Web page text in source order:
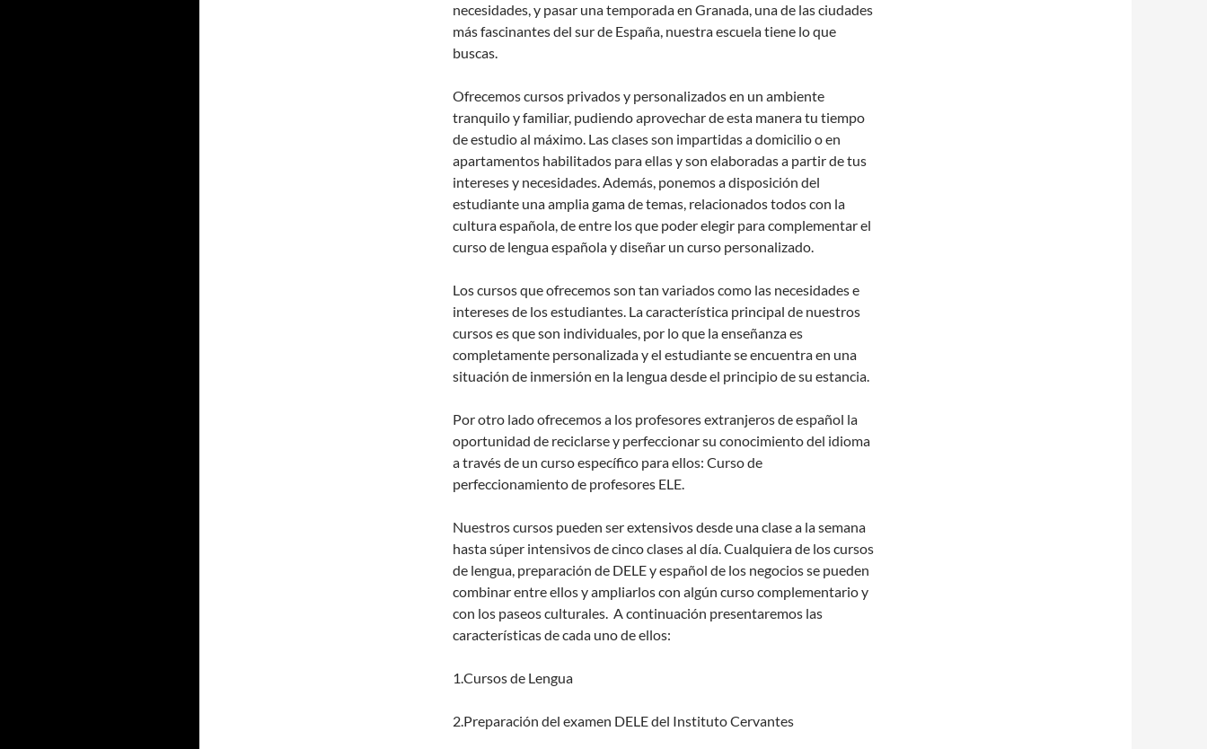
necesidades, y pasar una temporada en Granada, una de las ciudades
más fascinantes del sur de España, nuestra escuela tiene lo que
buscas.
Ofrecemos cursos privados y personalizados en un ambiente
tranquilo y familiar, pudiendo aprovechar de esta manera tu tiempo
de estudio al máximo. Las clases son impartidas a domicilio o en
apartamentos habilitados para ellas y son elaboradas a partir de tus
intereses y necesidades. Además, ponemos a disposición del
estudiante una amplia gama de temas, relacionados todos con la
cultura española, de entre los que poder elegir para complementar el
curso de lengua española y diseñar un curso personalizado.
Los cursos que ofrecemos son tan variados como las necesidades e
intereses de los estudiantes. La característica principal de nuestros
cursos es que son individuales, por lo que la enseñanza es
completamente personalizada y el estudiante se encuentra en una
situación de inmersión en la lengua desde el principio de su estancia.
Por otro lado ofrecemos a los profesores extranjeros de español la
oportunidad de reciclarse y perfeccionar su conocimiento del idioma
a través de un curso específico para ellos: Curso de
perfeccionamiento de profesores ELE.
Nuestros cursos pueden ser extensivos desde una clase a la semana
hasta súper intensivos de cinco clases al día. Cualquiera de los cursos
de lengua, preparación de DELE y español de los negocios se pueden
combinar entre ellos y ampliarlos con algún curso complementario y
con los paseos culturales. A continuación presentaremos las
características de cada uno de ellos:
1.Cursos de Lengua
2.Preparación del examen DELE del Instituto Cervantes